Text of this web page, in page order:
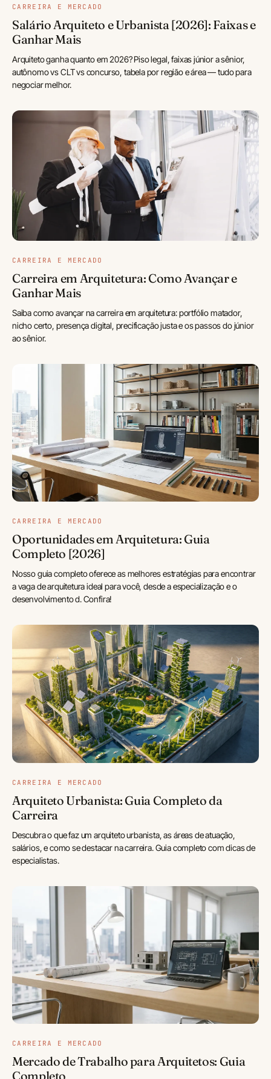
CARREIRA E MERCADO
Salário Arquiteto e Urbanista [2026]: Faixas e
Ganhar Mais
Arquiteto ganha quanto em 2026? Piso legal, faixas júnior a sênior,
autônomo vs CLT vs concurso, tabela por região e área — tudo para
negociar melhor.
CARREIRA E MERCADO
Carreira em Arquitetura: Como Avançar e
Ganhar Mais
Saiba como avançar na carreira em arquitetura: portfólio matador,
nicho certo, presença digital, precificação justa e os passos do júnior
ao sênior.
CARREIRA E MERCADO
Oportunidades em Arquitetura: Guia
Completo [2026]
Nosso guia completo oferece as melhores estratégias para encontrar
a vaga de arquitetura ideal para você, desde a especialização e o
desenvolvimento d. Confira!
CARREIRA E MERCADO
Arquiteto Urbanista: Guia Completo da
Carreira
Descubra o que faz um arquiteto urbanista, as áreas de atuação,
salários, e como se destacar na carreira. Guia completo com dicas de
especialistas.
CARREIRA E MERCADO
Mercado de Trabalho para Arquitetos: Guia
Completo